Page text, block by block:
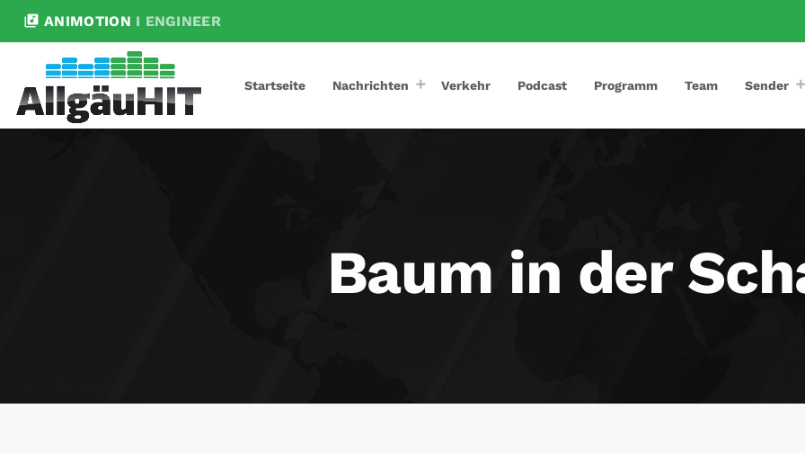
library_music ANIMOTION I ENGINEER
Startseite Nachrichten Verkehr Podcast Programm Team Sender
Baum in der